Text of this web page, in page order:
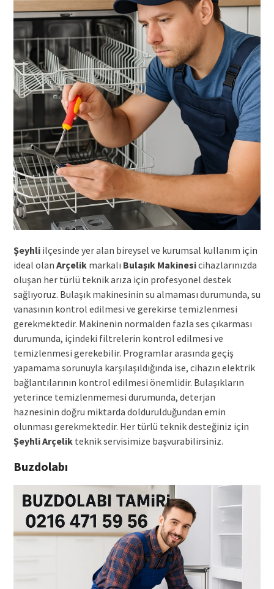
Şeyhliilçesinde yer alan bireysel ve kurumsal kullanım için
ideal olan Arçelikmarkalı Bulaşık Makinesicihazlarınızda
oluşan her türlü teknik arıza için profesyonel destek
sağlıyoruz. Bulaşık makinesinin su almaması durumunda, su
vanasının kontrol edilmesi ve gerekirse temizlenmesi
gerekmektedir. Makinenin normalden fazla ses çıkarması
durumunda, içindeki filtrelerin kontrol edilmesi ve
temizlenmesi gerekebilir. Programlar arasında geçiş
yapamama sorunuyla karşılaşıldığında ise, cihazın elektrik
bağlantılarının kontrol edilmesi önemlidir. Bulaşıkların
yeterince temizlenmemesi durumunda, deterjan
haznesinin doğru miktarda doldurulduğundan emin
olunması gerekmektedir. Her türlü teknik desteğiniz için
ŞeyhliArçelikteknik servisimize başvurabilirsiniz.
Buzdolabı